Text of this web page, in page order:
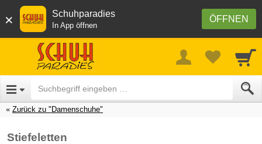
× ÖFFNEN
Schuhparadies
In App öffnen
Zurück zu "Damenschuhe"
Stiefeletten